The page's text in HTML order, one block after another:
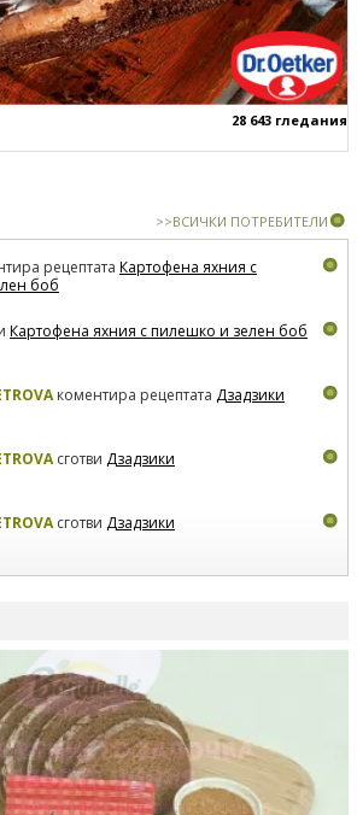
28 643 гледания
>>ВСИЧКИ ПОТРЕБИТЕЛИ
рецептата Картофена яхния с
боб
Картофена яхния с пилешко и зелен боб
коментира рецептата Дзадзики
сготви Дзадзики
сготви Дзадзики
рецептата
Свински ребра с